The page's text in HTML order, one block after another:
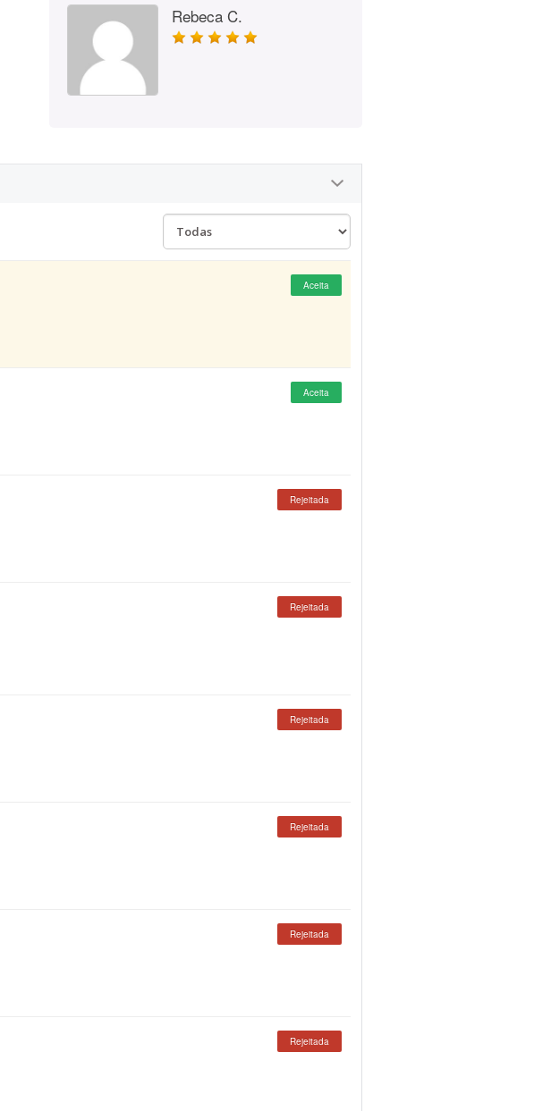
Rebeca C.
Aceita
Aceita
Rejeitada
Rejeitada
Rejeitada
Rejeitada
Rejeitada
Rejeitada